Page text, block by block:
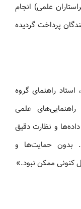
علمی) انجام
پرداخت گردیده
راهنمای گروه
علمی
و نظارت دقیق
بدون حمایت‌ها و
کنونی ممکن نبود.»